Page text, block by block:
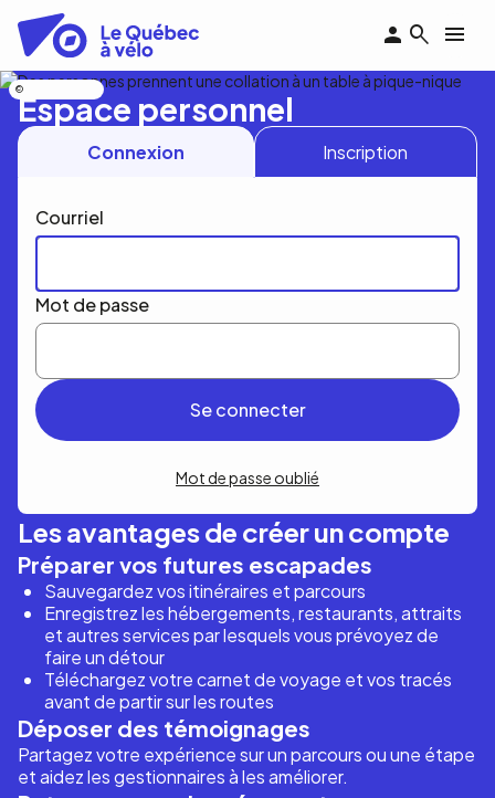
contenu
principal
Espace personnel
Connexion Inscription
Courriel
Mot de passe
Mot de passe oublié
Les avantages de créer un compte
Préparer vos futures escapades
Sauvegardez vos itinéraires et parcours
Enregistrez les hébergements, restaurants, attraits
et autres services par lesquels vous prévoyez de
faire un détour
Téléchargez votre carnet de voyage et vos tracés
avant de partir sur les routes
Déposer des témoignages
Partagez votre expérience sur un parcours ou une étape
et aidez les gestionnaires à les améliorer.